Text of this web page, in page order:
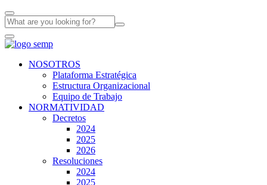
NOSOTROS
Plataforma Estratégica
Estructura Organizacional
Equipo de Trabajo
NORMATIVIDAD
Decretos
2024
2025
2026
Resoluciones
2024
2025